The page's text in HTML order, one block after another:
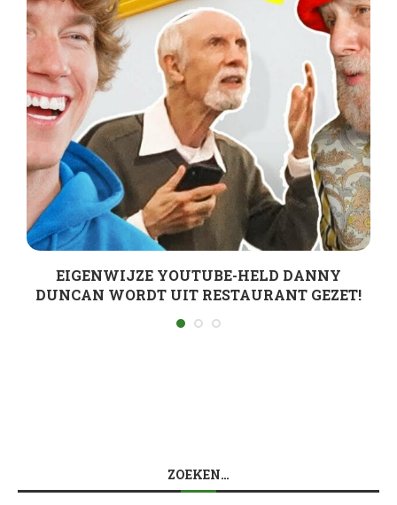
EIGENWIJZE YOUTUBE-HELD DANNY
DUNCAN WORDT UIT RESTAURANT GEZET!
ZOEKEN…